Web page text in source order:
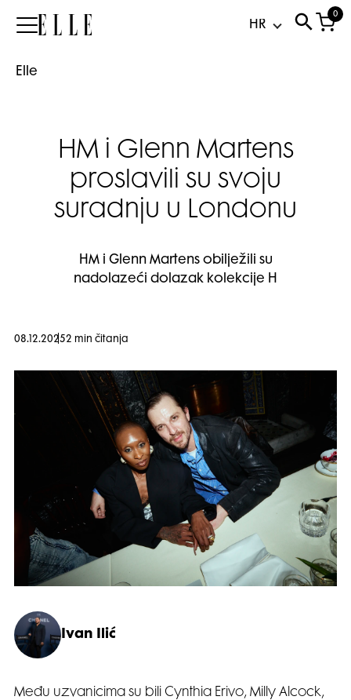
Elle
0
Elle
HM i Glenn Martens
proslavili su svoju
suradnju u Londonu
HM i Glenn Martens obilježili su
nadolazeći dolazak kolekcije H
08.12.20252 min čitanja
Ivan Ilić
Među uzvanicima su bili Cynthia Erivo, Milly Alcock,